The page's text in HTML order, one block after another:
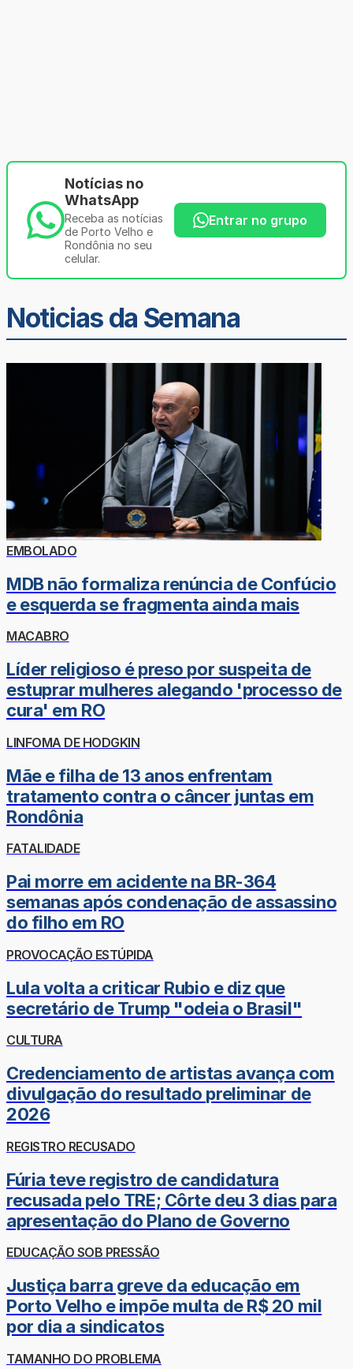
Notícias no
WhatsApp
Receba as notícias
de Porto Velho e
Rondônia no seu
celular.
Entrar no grupo
Noticias da Semana
EMBOLADO
MDB não formaliza renúncia de Confúcio
e esquerda se fragmenta ainda mais
MACABRO
Líder religioso é preso por suspeita de
estuprar mulheres alegando 'processo de
cura' em RO
LINFOMA DE HODGKIN
Mãe e filha de 13 anos enfrentam
tratamento contra o câncer juntas em
Rondônia
FATALIDADE
Pai morre em acidente na BR-364
semanas após condenação de assassino
do filho em RO
PROVOCAÇÃO ESTÚPIDA
Lula volta a criticar Rubio e diz que
secretário de Trump "odeia o Brasil"
CULTURA
Credenciamento de artistas avança com
divulgação do resultado preliminar de
2026
REGISTRO RECUSADO
Fúria teve registro de candidatura
recusada pelo TRE; Côrte deu 3 dias para
apresentação do Plano de Governo
EDUCAÇÃO SOB PRESSÃO
Justiça barra greve da educação em
Porto Velho e impõe multa de R$ 20 mil
por dia a sindicatos
TAMANHO DO PROBLEMA